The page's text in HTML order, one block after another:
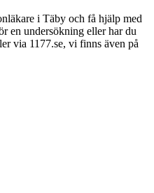
i Täby och få hjälp med
en undersökning eller har du
via 1177.se, vi finns även på